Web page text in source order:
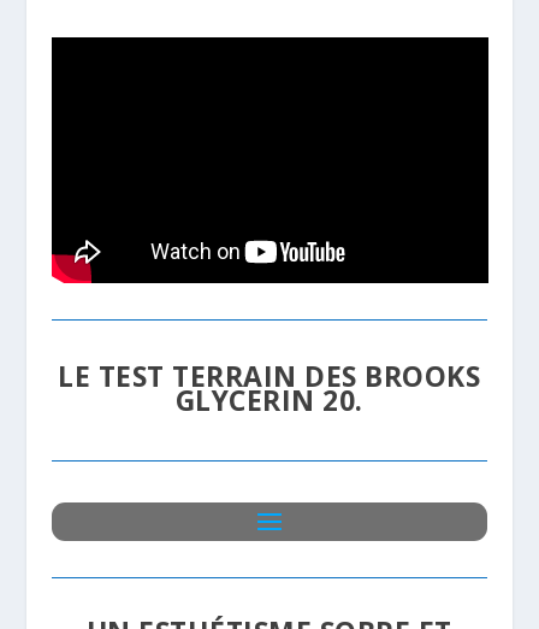
LE TEST TERRAIN DES BROOKS
GLYCERIN 20.